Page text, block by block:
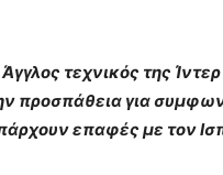
τεχνικός της
προσπάθεια για
επαφές με τον